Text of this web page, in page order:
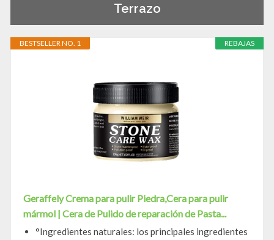
Terrazo
REBAJAS
BESTSELLER NO. 1
Geraffely Crema para pulir Piedra,Cera para pulir
mármol | Cera de Pulido de reparación de Pasta...
°Ingredientes naturales: los principales ingredientes